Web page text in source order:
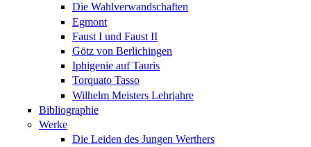
Die Wahlverwandschaften
Egmont
Faust I und Faust II
Götz von Berlichingen
Iphigenie auf Tauris
Torquato Tasso
Wilhelm Meisters Lehrjahre
Bibliographie
Werke
Die Leiden des Jungen Werthers